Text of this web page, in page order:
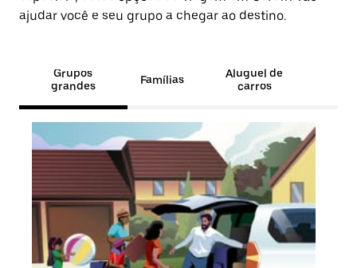
ajudar você e seu grupo a chegar ao destino.
Grupos
grandes
Famílias
Aluguel de
carros